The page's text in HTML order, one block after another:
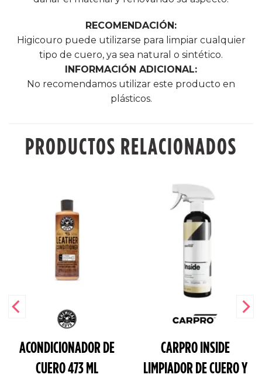
RECOMENDACIÓN:
Higicouro puede utilizarse para limpiar cualquier
tipo de cuero, ya sea natural o sintético.
INFORMACIÓN ADICIONAL:
No recomendamos utilizar este producto en
plásticos.
PRODUCTOS RELACIONADOS
ACONDICIONADOR DE
CUERO 473 ML
CARPRO INSIDE
LIMPIADOR DE CUERO Y